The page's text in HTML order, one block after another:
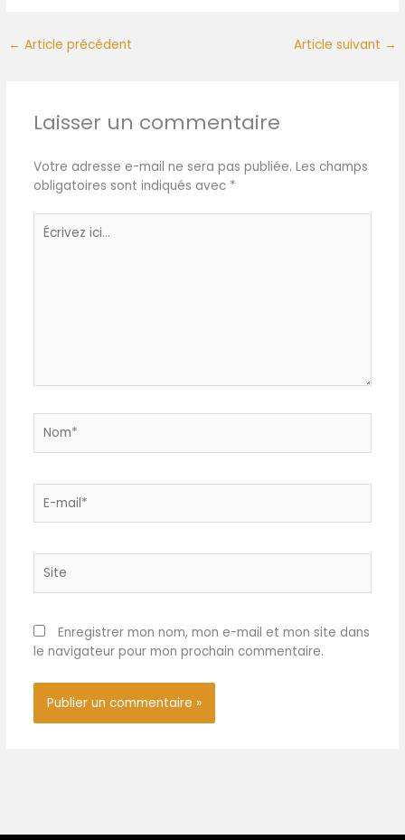
← Article précédent Article suivant →
Laisser un commentaire
Votre adresse e-mail ne sera pas publiée. Les champs
obligatoires sont indiqués avec *
Écrivez
ici…
mail*
Enregistrer mon nom, mon e-mail et mon site dans
le navigateur pour mon prochain commentaire.